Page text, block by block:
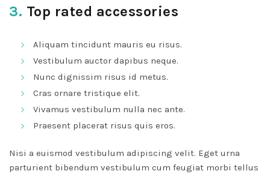
3. Top rated accessories
Aliquam tincidunt mauris eu risus.
Vestibulum auctor dapibus neque.
Nunc dignissim risus id metus.
Cras ornare tristique elit.
Vivamus vestibulum nulla nec ante.
Praesent placerat risus quis eros.
Nisi a euismod vestibulum adipiscing velit. Eget urna
parturient bibendum vestibulum cum feugiat morbi tellus